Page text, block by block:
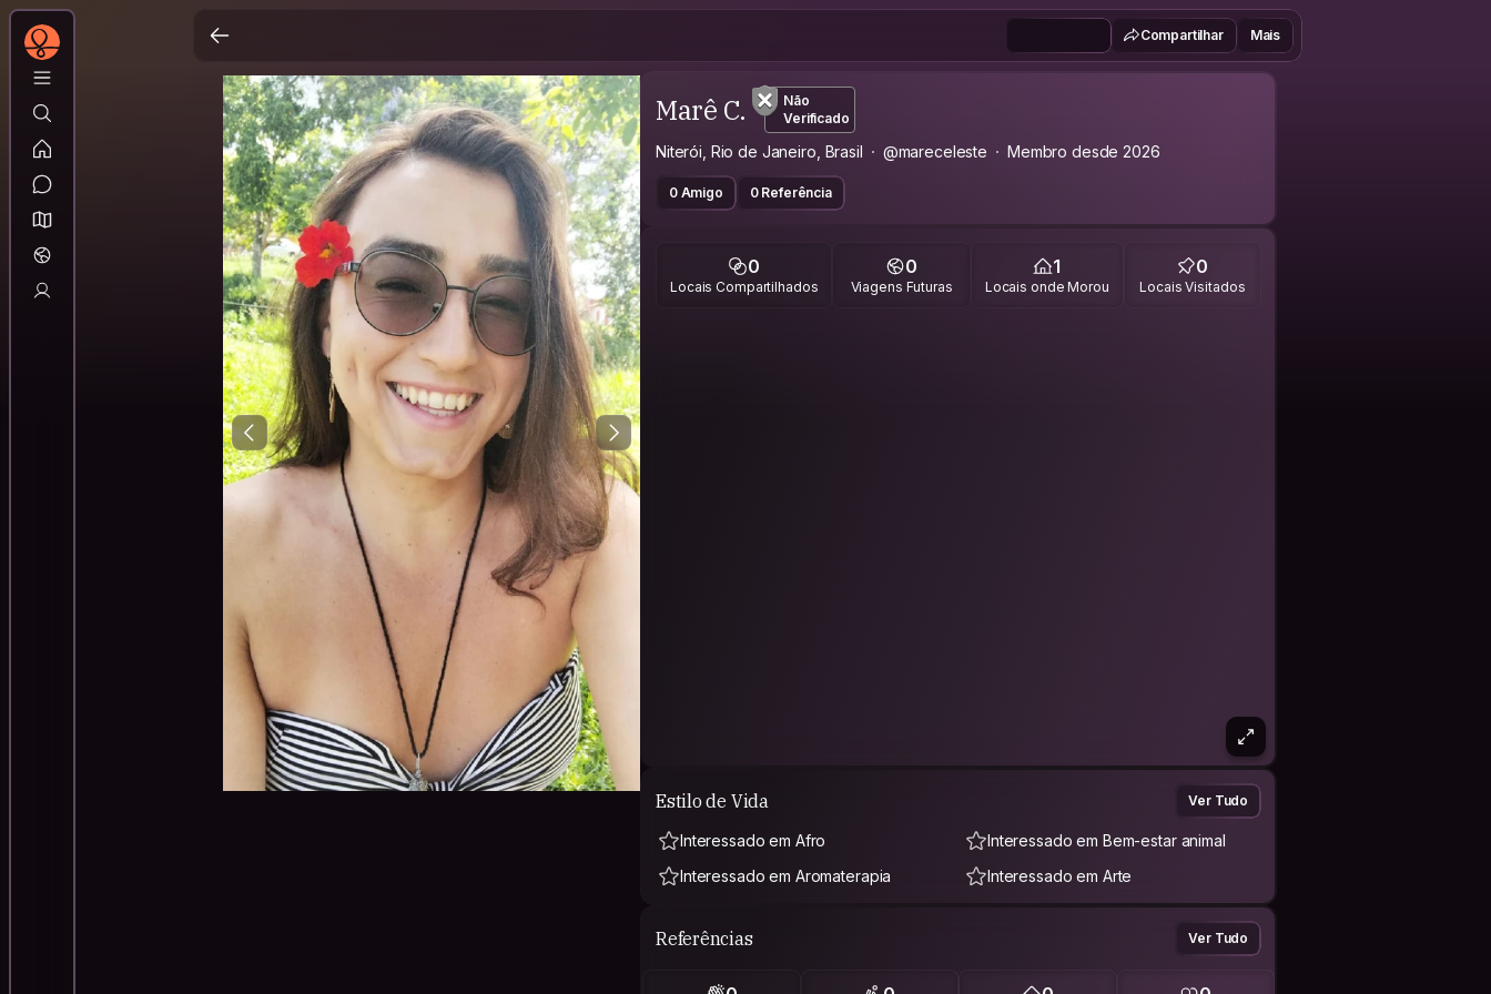
Compartilhar Mais
Marê C.
Não
Verificado
Niterói, Rio de Janeiro, Brasil @mareceleste Membro desde 2026
0 Amigo 0 Referência
0
Locais Compartilhados
0
Viagens Futuras
1
Locais onde Morou
0
Locais Visitados
Estilo de Vida Ver Tudo
Interessado em Afro
Interessado em Bem-estar animal
Interessado em Aromaterapia
Interessado em Arte
Referências Ver Tudo